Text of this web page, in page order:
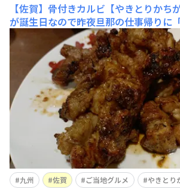
【佐賀】骨付きカルビ【やきとりかち
が誕生日なので昨夜旦那の仕事帰りに
す」さんでささやかにお祝い✨ 佐賀人
と旦那が言い張る骨付きカルビ美味し
のはタレでこっちは塩👇 井「九州では
けどゐちこさんが焼鳥と認めないやつ
焼”ではあるし美
九州 佐賀 ご当地グルメ
やきとり